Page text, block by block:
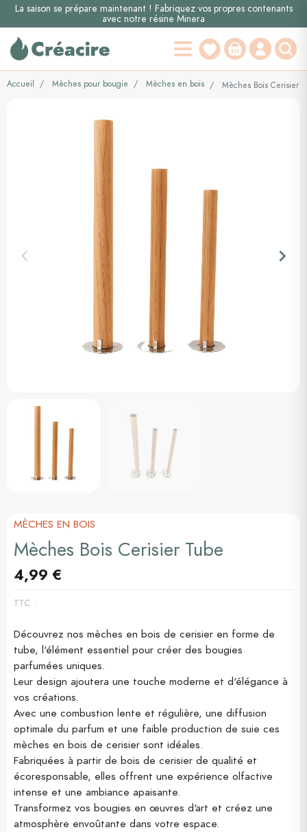
La saison se prépare maintenant ! Fabriquez vos propres contenants
avec notre résine Minera
Accueil Mèches pour bougie Mèches en bois Mèches Bois Cerisier
Précédent
keyboard_arrow_left keyboard_arrow_right
MÈCHES EN BOIS
Mèches Bois Cerisier Tube
4,99 €
TTC
Découvrez nos mèches en bois de cerisier en forme de
tube, l'élément essentiel pour créer des bougies
parfumées uniques.
Leur design ajoutera une touche moderne et d'élégance à
vos créations.
Avec une combustion lente et régulière, une diffusion
optimale du parfum et une faible production de suie ces
mèches en bois de cerisier sont idéales.
Fabriquées à partir de bois de cerisier de qualité et
écoresponsable, elles offrent une expérience olfactive
intense et une ambiance apaisante.
Transformez vos bougies en œuvres d'art et créez une
atmosphère envoûtante dans votre espace.